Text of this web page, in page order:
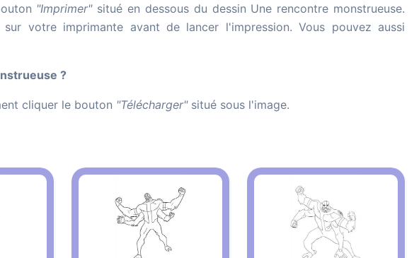
"Imprimer"situé en dessous du dessin Une rencontre monstrueuse.
votre imprimante avant de lancer l'impression. Vous pouvez aussi
?
cliquer le bouton "Télécharger"situé sous l'image.